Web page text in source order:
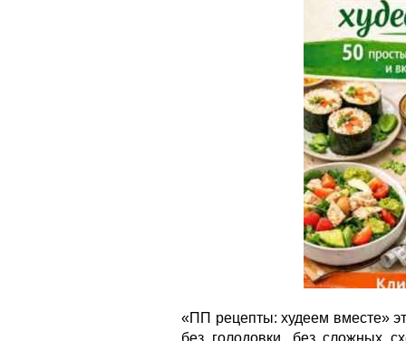
«ПП рецепты: худеем вместе»
без голодовки, без сложных